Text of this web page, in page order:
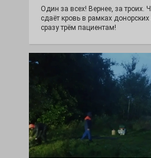
Один за всех! Вернее, за троих.
сдаёт кровь в рамках
сразу трём пациентам!